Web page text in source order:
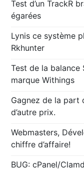
Test d’un TrackR
égarées
Lynis ce système
Rkhunter
Test de la balance
marque Withings
Gagnez de la part
d’autre prix.
Webmasters,
chiffre d’affaire!
BUG: cPanel/